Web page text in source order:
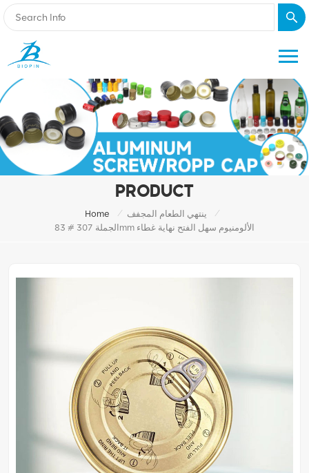
PRODUCT
Home / ينتهي الطعام المجفف
/
الجملة 307 # 83mm الألومنيوم سهل الفتح نهاية غطاء